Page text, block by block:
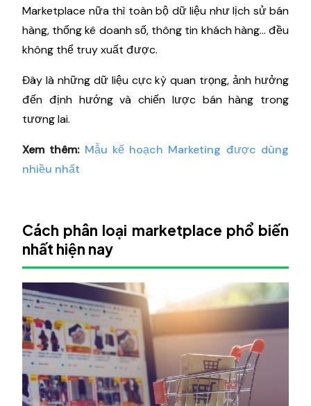
Marketplace nữa thì toàn bộ dữ liệu như lịch sử bán
hàng, thống kê doanh số, thông tin khách hàng... đều
không thể truy xuất được.
Đây là những dữ liệu cực kỳ quan trọng, ảnh hưởng
đến định hướng và chiến lược bán hàng trong
tương lai.
Xem thêm: Mẫu kế hoạch Marketing được dùng
nhiều nhất
Cách phân loại marketplace phổ biến
nhất hiện nay